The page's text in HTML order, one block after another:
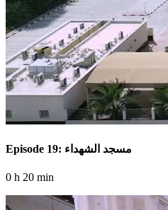
Episode 19: مسجد الشهداء
0 h 20 min